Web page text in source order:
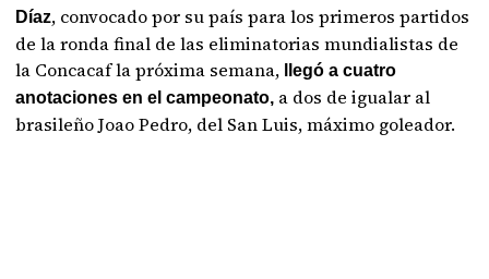
Díaz, convocado por su país para los primeros partidos
de la ronda final de las eliminatorias mundialistas de
la Concacaf la próxima semana, llegó a cuatro
anotaciones en el campeonato, a dos de igualar al
brasileño Joao Pedro, del San Luis, máximo goleador.